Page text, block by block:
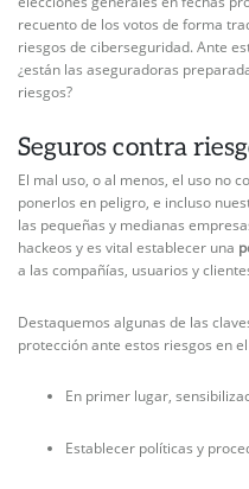
recuento de los votos de forma
riesgos de ciberseguridad. Ante
¿están las aseguradoras
riesgos?
Seguros contra
El mal uso, o al menos, el uso no
ponerlos en peligro, e incluso
las pequeñas y medianas
hackeos y es vital establecer una
a las compañías, usuarios y
Destaquemos algunas de las
protección ante estos riesgos en
En primer lugar,
Establecer políticas y